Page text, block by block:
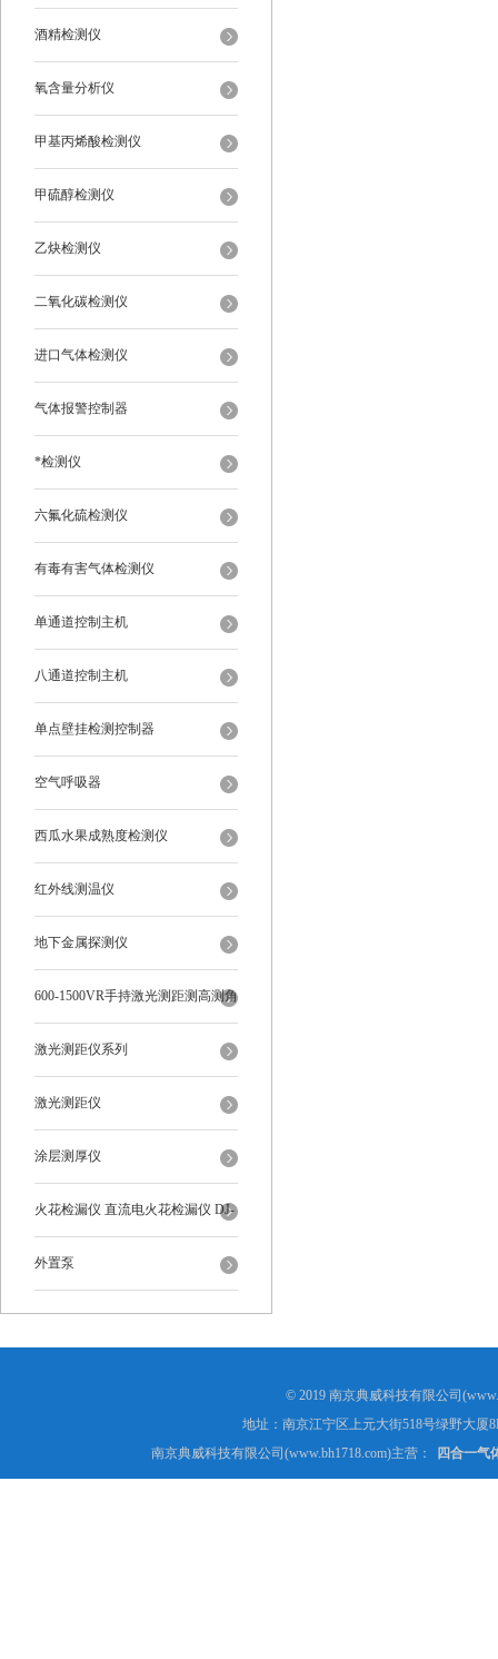
酒精检测仪
氧含量分析仪
甲基丙烯酸检测仪
甲硫醇检测仪
乙炔检测仪
二氧化碳检测仪
进口气体检测仪
气体报警控制器
*检测仪
六氟化硫检测仪
有毒有害气体检测仪
单通道控制主机
八通道控制主机
单点壁挂检测控制器
空气呼吸器
西瓜水果成熟度检测仪
红外线测温仪
地下金属探测仪
600-1500VR手持激光测距测高测角
多功能
激光测距仪系列
激光测距仪
涂层测厚仪
火花检漏仪 直流电火花检漏仪 DJ-
6-A型
外置泵
© 2019 南京典威科技有限公司
地址：南京江宁区上元大街518号绿野大厦
南京典威科技有限公司(www.bh1718.com)主营：
四合一气